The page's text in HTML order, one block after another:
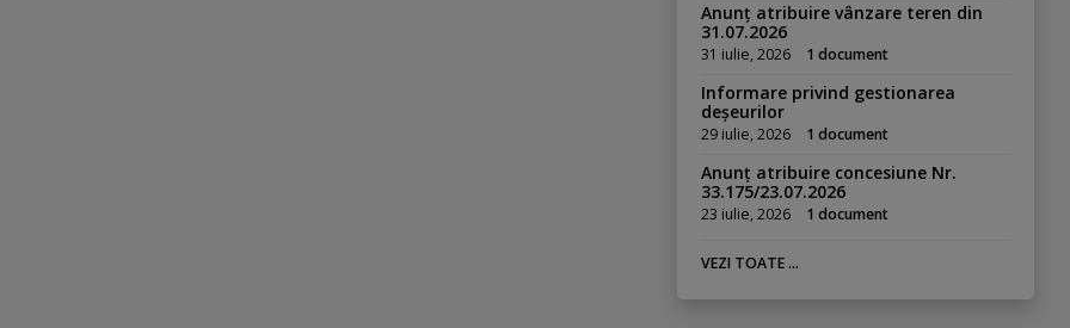
Anunț atribuire vânzare teren din
31.07.2026
31 iulie, 2026 1 document
Informare privind gestionarea
deșeurilor
29 iulie, 2026 1 document
Anunț atribuire concesiune Nr.
33.175/23.07.2026
23 iulie, 2026 1 document
VEZI TOATE ...